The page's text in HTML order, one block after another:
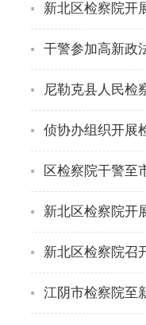
新北区检察院开
干警参加高新政
尼勒克县人民检
侦协办组织开展
区检察院干警至
新北区检察院开
新北区检察院召
江阴市检察院至